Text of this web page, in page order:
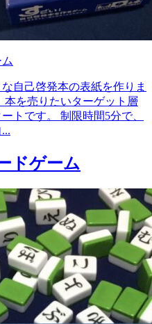
自己啓発本の表紙を作りま
本を売りたいターゲット層
トです。 制限時間5分で、